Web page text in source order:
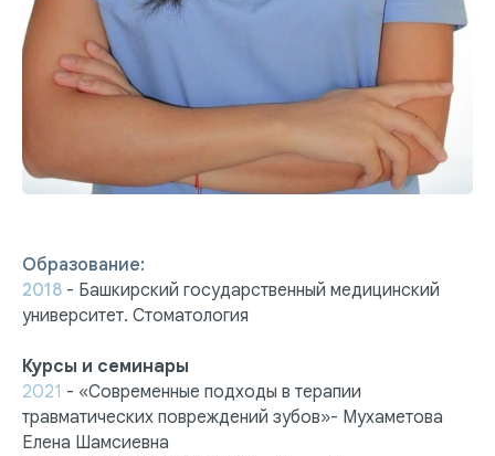
Образование:
2018 - Башкирский государственный медицинский
университет. Стоматология
Курсы и семинары
2021 - «Современные подходы в терапии
травматических повреждений зубов»- Мухаметова
Елена Шамсиевна